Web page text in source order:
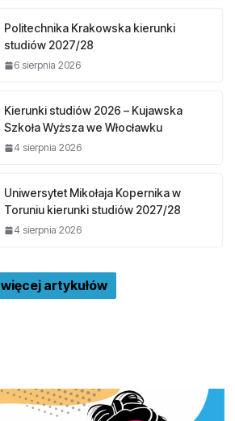
Politechnika Krakowska kierunki
studiów 2027/28
6 sierpnia 2026
Kierunki studiów 2026 – Kujawska
Szkoła Wyższa we Włocławku
4 sierpnia 2026
Uniwersytet Mikołaja Kopernika w
Toruniu kierunki studiów 2027/28
4 sierpnia 2026
więcej artykułów